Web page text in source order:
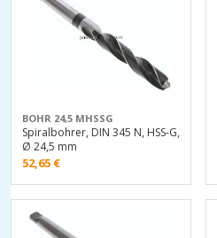
BOHR 24,5 MHSSG
Spiralbohrer, DIN 345 N, HSS-G,
Ø 24,5 mm
52,65 €